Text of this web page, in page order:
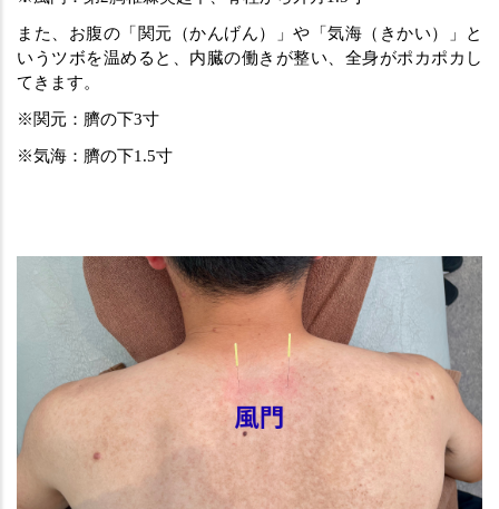
また、お腹の「関元（かんげん）」や「気海（きかい）」と
いうツボを温めると、内臓の働きが整い、全身がポカポカし
てきます。
※関元：臍の下3寸
※気海：臍の下1.5寸